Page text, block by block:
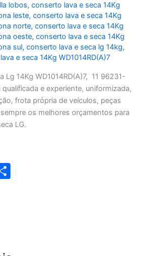
lobos,conserto lava e seca 14Kg
leste,conserto lava e seca 14Kg
norte,conserto lava e seca 14Kg
oeste,conserto lava e seca 14Kg
sul,conserto lava e seca lg 14kg,
lava e seca 14Kg WD1014RD(A)7
Lg 14Kg WD1014RD(A)7, 11 96231-
e experiente, uniformizada,
frota própria de veículos, peças
os melhores orçamentos para
LG.